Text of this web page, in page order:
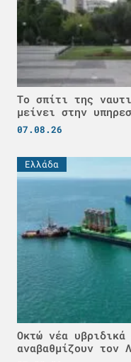
Το σπίτι της
μείνει στην
07.08.26
Ελλάδα
Οκτώ νέα
αναβαθμίζουν τον